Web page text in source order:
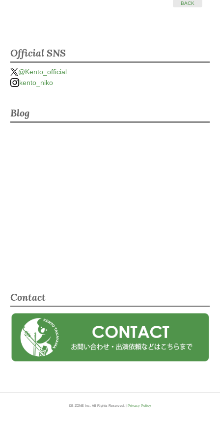
BACK
Official SNS
@Kento_official
kento_niko
Blog
Contact
©B ZONE Inc. All Rights Reserved. | Privacy Policy